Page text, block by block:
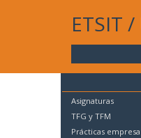
ETSIT /
Asignaturas
TFG y TFM
Prácticas empresa